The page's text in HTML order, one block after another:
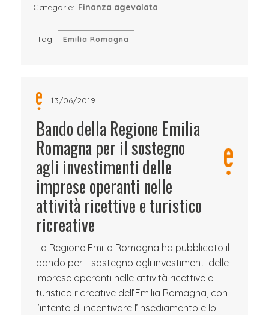
Categorie: Finanza agevolata
Tag: Emilia Romagna
13/06/2019
Bando della Regione Emilia
Romagna per il sostegno
agli investimenti delle
imprese operanti nelle
attività ricettive e turistico
ricreative
La Regione Emilia Romagna ha pubblicato il
bando per il sostegno agli investimenti delle
imprese operanti nelle attività ricettive e
turistico ricreative dell’Emilia Romagna, con
l’intento di incentivare l’insediamento e lo